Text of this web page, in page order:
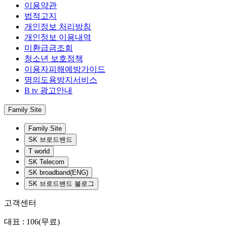
이용약관
법적고지
개인정보 처리방침
개인정보 이용내역
미환급금조회
청소년 보호정책
이용자피해예방가이드
명의도용방지서비스
B tv 광고안내
Family Site
Family Site
SK 브로드밴드
T world
SK Telecom
SK broadband(ENG)
SK 브로드밴드 블로그
고객센터
대표 : 106(무료)